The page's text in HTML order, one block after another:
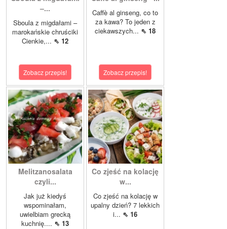
–...
Sboula z migdałami –
marokańskie chruściki
Cienkie,... ⇖ 12
Zobacz przepis!
Caffè al ginseng, co to
za kawa? To jeden z
ciekawszych... ⇖ 18
Zobacz przepis!
Melitzanosalata
czyli...
Jak już kiedyś
wspominałam,
uwielbiam grecką
kuchnię.... ⇖ 13
Co zjeść na kolację
w...
Co zjeść na kolację w
upalny dzień? 7 lekkich
i... ⇖ 16